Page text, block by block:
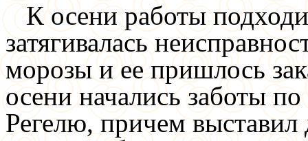
К осени работы
затягивалась
морозы и ее пришлось
осени начались заботы
Регелю, причем выставил